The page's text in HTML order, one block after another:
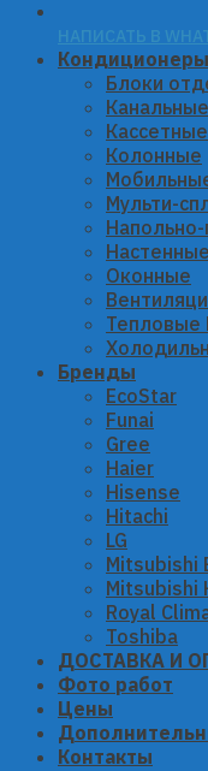
НАПИСАТЬ В
Кондиционеры
Блоки
Канальные
Кассетные
Колонные
Мульти-
Настенные
Оконные
Тепловые
Бренды
EcoStar
Funai
Gree
Haier
Hisense
Hitachi
LG
Mitsubishi
Mitsubishi
Royal
Toshiba
ДОСТАВКА И
Фото работ
Цены
Контакты